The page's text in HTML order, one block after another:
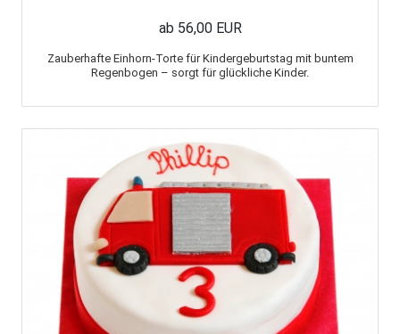
ab 56,00 EUR
Zauberhafte Einhorn-Torte für Kindergeburtstag mit buntem
Regenbogen – sorgt für glückliche Kinder.